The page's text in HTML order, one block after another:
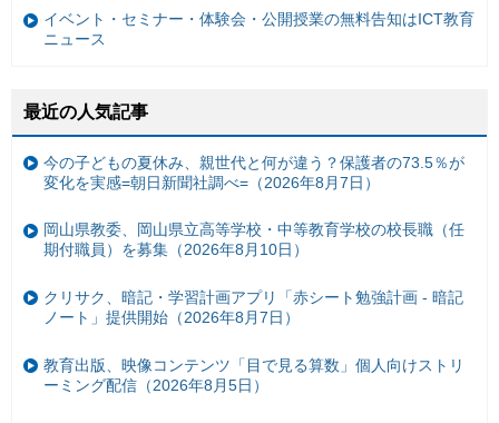
イベント・セミナー・体験会・公開授業の無料告知はICT教育
ニュース
最近の人気記事
今の子どもの夏休み、親世代と何が違う？保護者の73.5％が
変化を実感=朝日新聞社調べ=（2026年8月7日）
岡山県教委、岡山県立高等学校・中等教育学校の校長職（任
期付職員）を募集（2026年8月10日）
クリサク、暗記・学習計画アプリ「赤シート勉強計画 - 暗記
ノート」提供開始（2026年8月7日）
教育出版、映像コンテンツ「目で見る算数」個人向けストリ
ーミング配信（2026年8月5日）